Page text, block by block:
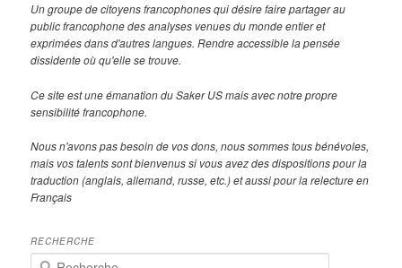
Un groupe de citoyens francophones qui désire faire partager au
public francophone des analyses venues du monde entier et
exprimées dans d'autres langues. Rendre accessible la pensée
dissidente où qu'elle se trouve.
Ce site est une émanation du Saker US mais avec notre propre
sensibilité francophone.
Nous n'avons pas besoin de vos dons, nous sommes tous bénévoles,
mais vos talents sont bienvenus si vous avez des dispositions pour la
traduction (anglais, allemand, russe, etc.) et aussi pour la relecture en
Français
RECHERCHE